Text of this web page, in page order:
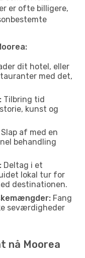
er ofte billigere,
dit hotel, eller
med det,
Tilbring tid
kunst og
Slap af med en
behandling
Deltag i et
lokal tur for
destinationen.
Fang
seværdigheder
nå Moorea